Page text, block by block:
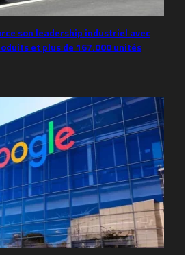
son leadership industriel avec
et plus de 167.000 unités